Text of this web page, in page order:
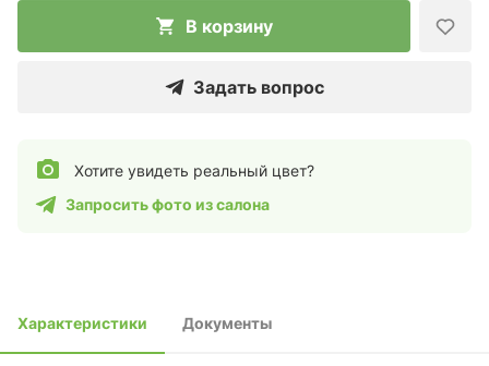
В корзину
Задать вопрос
Хотите увидеть реальный цвет?
Запросить фото из салона
Характеристики Документы